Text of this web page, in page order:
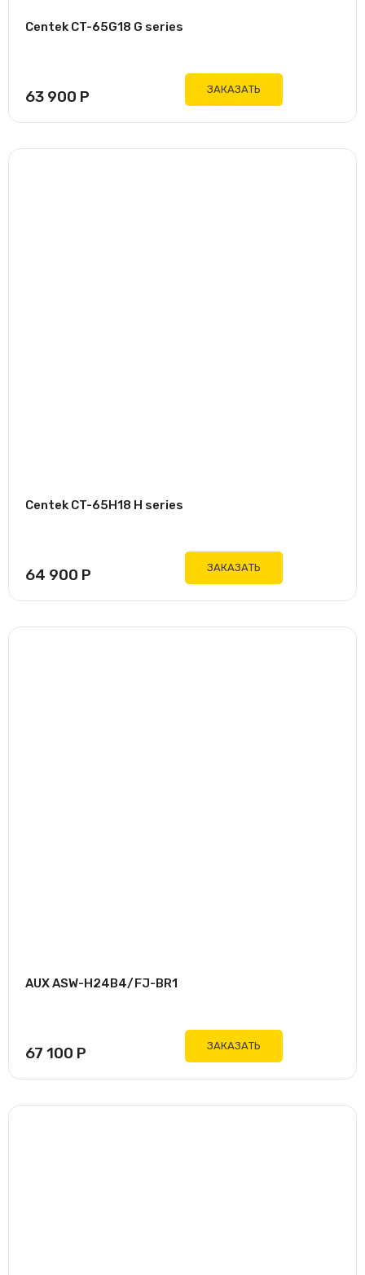
Centek CT-65G18 G series
63 900 Р ЗАКАЗАТЬ
Centek CT-65H18 H series
64 900 Р ЗАКАЗАТЬ
AUX ASW-H24B4/FJ-BR1
67 100 Р ЗАКАЗАТЬ